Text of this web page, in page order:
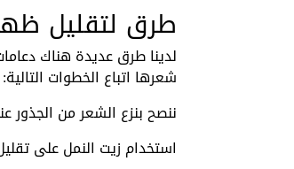
طرق لتقليل
لدينا طرق عديدة هناك
شعرها اتباع الخطوات التالية:
ننصح بنزع الشعر من
استخدام زيت النمل على